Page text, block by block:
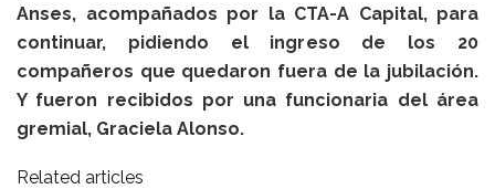
Anses, acompañados por la CTA-A Capital, para
continuar, pidiendo el ingreso de los 20
compañeros que quedaron fuera de la jubilación.
Y fueron recibidos por una funcionaria del área
gremial, Graciela Alonso.
Related articles